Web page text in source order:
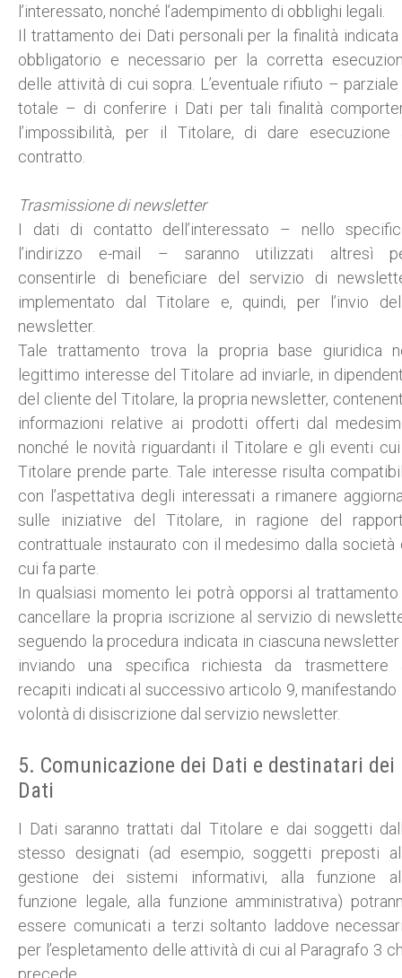
l’interessato, nonché l’adempimento di obblighi legali.
Il trattamento dei Dati personali per la finalità
obbligatorio e necessario per la corretta
delle attività di cui sopra. L’eventuale rifiuto –
totale – di conferire i Dati per tali finalità
l’impossibilità, per il Titolare, di dare esecuzione
contratto.
Trasmissione di newsletter
I dati di contatto dell’interessato – nello
l’indirizzo e-mail – saranno utilizzati altresì
consentirle di beneficiare del servizio di
implementato dal Titolare e, quindi, per l’invio
newsletter.
Tale trattamento trova la propria base giuridica
legittimo interesse del Titolare ad inviarle, in
del cliente del Titolare, la propria newsletter,
informazioni relative ai prodotti offerti dal
nonché le novità riguardanti il Titolare e gli eventi
Titolare prende parte. Tale interesse risulta
con l’aspettativa degli interessati a rimanere
sulle iniziative del Titolare, in ragione del
contrattuale instaurato con il medesimo dalla società
cui fa parte.
In qualsiasi momento lei potrà opporsi al
cancellare la propria iscrizione al servizio di
seguendo la procedura indicata in ciascuna
inviando una specifica richiesta da trasmettere
recapiti indicati al successivo articolo 9, manifestando
volontà di disiscrizione dal servizio newsletter.
5. Comunicazione dei Dati e destinatari dei
Dati
I Dati saranno trattati dal Titolare e dai soggetti
stesso designati (ad esempio, soggetti preposti
gestione dei sistemi informativi, alla funzione
funzione legale, alla funzione amministrativa)
essere comunicati a terzi soltanto laddove
per l’espletamento delle attività di cui al Paragrafo 3
precede.